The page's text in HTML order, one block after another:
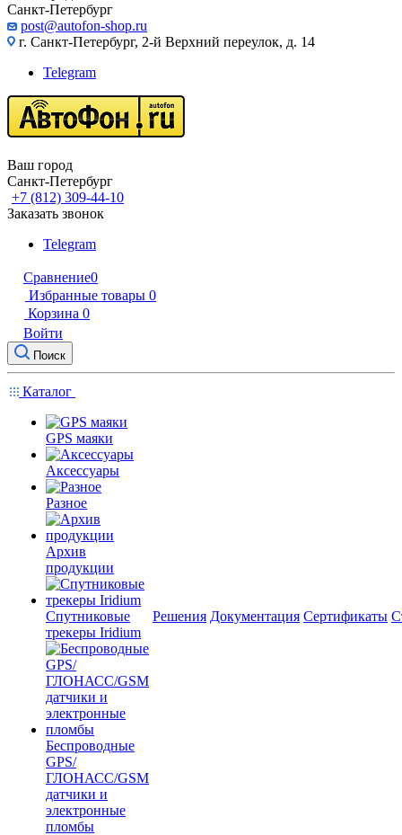
Санкт-Петербург
post@autofon-shop.ru
г. Санкт-Петербург, 2-й Верхний переулок, д. 14
Telegram
Ваш город
Санкт-Петербург
+7 (812) 309-44-10
Заказать звонок
Telegram
Сравнение0
Избранные товары 0
Корзина 0
Войти
Поиск
Каталог
GPS маяки
Аксессуары
Разное
Архив
продукции
Спутниковые
трекеры Iridium
Беспроводные
GPS/
ГЛОНАСС/GSM
датчики и
электронные
пломбы
Решения Документация Сертификаты